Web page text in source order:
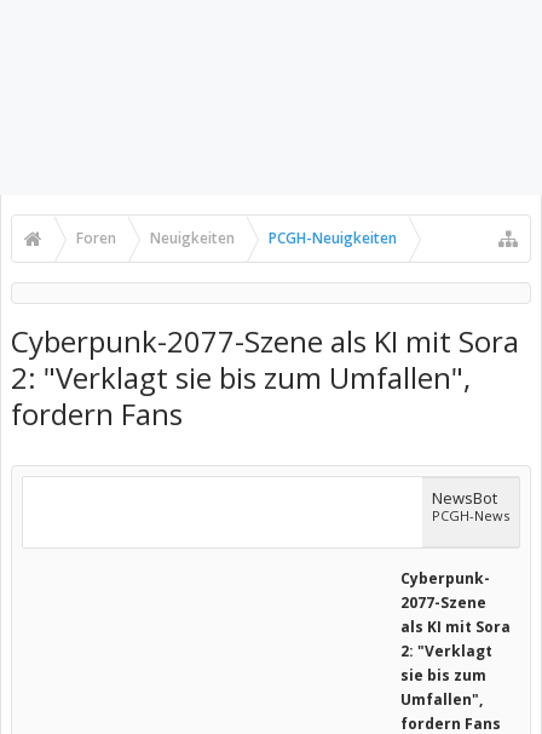
Foren Neuigkeiten PCGH-Neuigkeiten
Cyberpunk-2077-Szene als KI mit Sora
2: "Verklagt sie bis zum Umfallen",
fordern Fans
NewsBot
PCGH-News
Cyberpunk-
2077-Szene
als KI mit Sora
2: "Verklagt
sie bis zum
Umfallen",
fordern Fans